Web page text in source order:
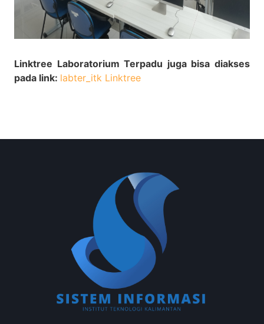
Linktree Laboratorium Terpadu juga bisa diakses
pada link: labter_itk Linktree